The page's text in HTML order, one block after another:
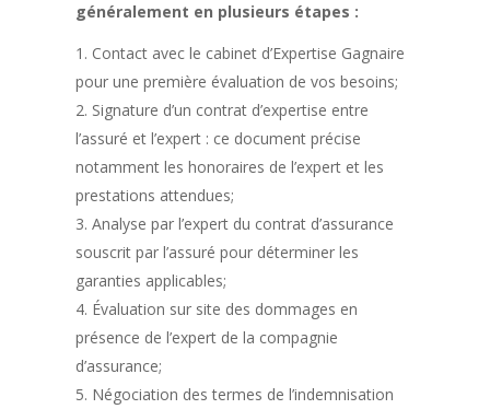
généralement en plusieurs étapes :
Contact avec le cabinet d’Expertise Gagnaire
pour une première évaluation de vos besoins;
Signature d’un contrat d’expertise entre
l’assuré et l’expert : ce document précise
notamment les honoraires de l’expert et les
prestations attendues;
Analyse par l’expert du contrat d’assurance
souscrit par l’assuré pour déterminer les
garanties applicables;
Évaluation sur site des dommages en
présence de l’expert de la compagnie
d’assurance;
Négociation des termes de l’indemnisation